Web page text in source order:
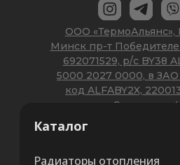
Каталог
Радиаторы отопления